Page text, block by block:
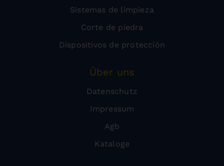
Sistemas de limpieza
Corte de piedra
Dispositivos de protección
Über uns
Datenschutz
Impressum
Agb
Kataloge